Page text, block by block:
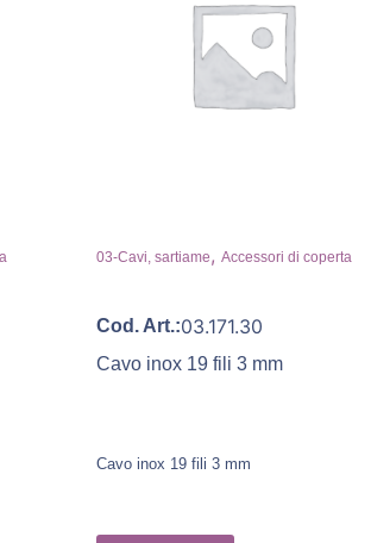
03-Cavi, sartiame, Accessori di coperta
Cod. Art.:03.171.30
Cavo inox 19 fili 3 mm
Cavo inox 19 fili 3 mm